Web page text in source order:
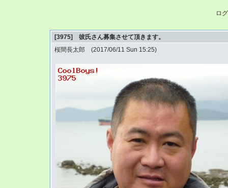
ロ
[3975] 彼氏さん募集させて頂きます。
桜間長太郎 (2017/06/11 Sun 15:25)